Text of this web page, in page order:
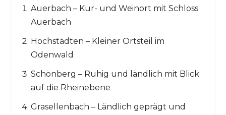
Auerbach – Kur- und Weinort mit Schloss
Auerbach
Hochstädten – Kleiner Ortsteil im
Odenwald
Schönberg – Ruhig und ländlich mit Blick
auf die Rheinebene
Grasellenbach – Ländlich geprägt und